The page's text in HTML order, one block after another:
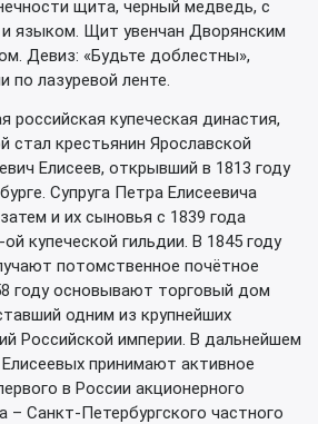
щита, черный медведь, с
языком. Щит увенчан Дворянским
Девиз: «Будьте доблестны»,
по лазуревой ленте.
российская купеческая династия,
стал крестьянин Ярославской
Елисеев, открывший в 1813 году
Супруга Петра Елисеевича
и их сыновья с 1839 года
купеческой гильдии. В 1845 году
потомственное почётное
году основывают торговый дом
одним из крупнейших
Российской империи. В дальнейшем
принимают активное
в России акционерного
– Санкт-Петербургского частного